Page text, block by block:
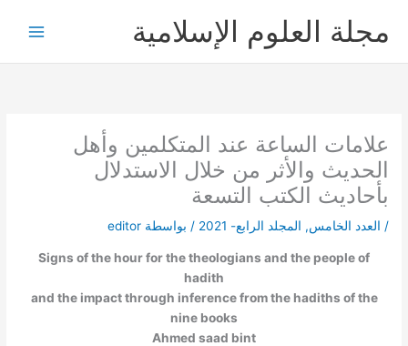
مجلة العلوم الإسلامية
علامات الساعة عند المتكلمين وأهل
الحديث والأثر من خلال الاستدلال
بأحاديث الكتب التسعة
/ العدد الخامس, المجلد الرابع- 2021 / بواسطة editor
Signs of the hour for the theologians and the people of
hadith
and the impact through inference from the hadiths of the
nine books
Ahmed saad bint